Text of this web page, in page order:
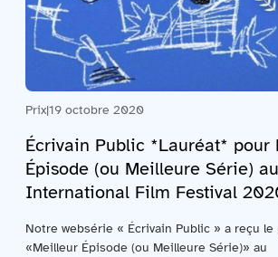
Prix|19 octobre 2020
Écrivain Public *Lauréat* pour
Épisode (ou Meilleure Série)
International Film Festival
Notre websérie « Écrivain Public » a reçu le
«Meilleur Épisode (ou Meilleure Série)» au